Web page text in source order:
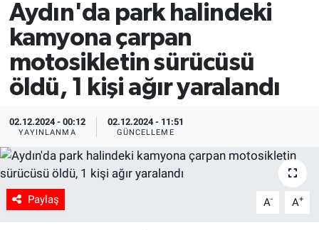
Aydın'da park halindeki
kamyona çarpan
motosikletin sürücüsü
öldü, 1 kişi ağır yaralandı
02.12.2024 - 00:12
YAYINLANMA
02.12.2024 - 11:51
GÜNCELLEME
Paylaş A- A+
Eğitim
Ekonomi
Gündem
Kültür Sanat
Magazin
Politika
Süper Lig Puan Durumu ve Fikstür
Tüm Manşetler
Son Dakika Haberleri
Haber Arşivi